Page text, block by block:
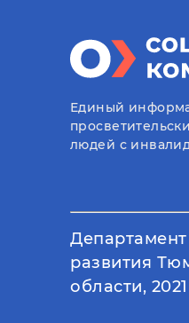
Единый
людей с
развития
области, 2021